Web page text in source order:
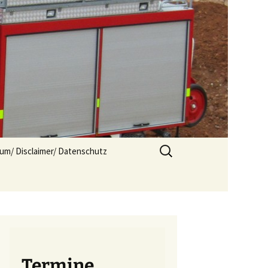
Disclaimer/ Datenschutz
Suchen
nach: